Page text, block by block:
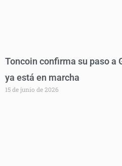
Toncoin confirma su paso a
ya está en marcha
15 de junio de 2026